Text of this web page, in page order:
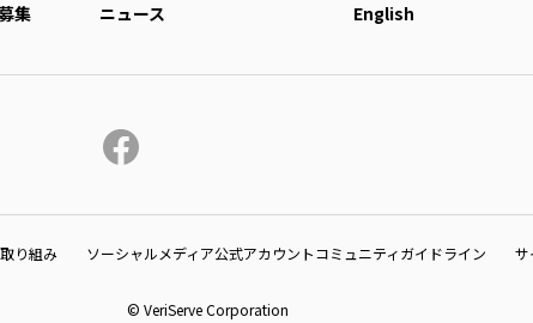
集 ニュース English
り組み ソーシャルメディア公式アカウントコミュニティガイドライン サ
© VeriServe Corporation